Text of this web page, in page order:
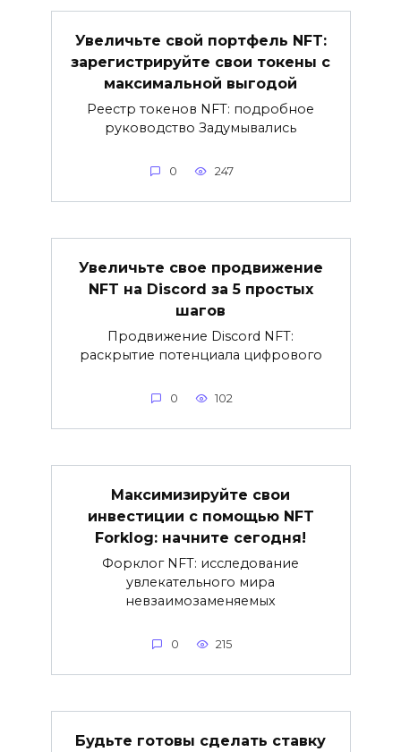
Увеличьте свой портфель NFT:
зарегистрируйте свои токены с
максимальной выгодой
Реестр токенов NFT: подробное
руководство Задумывались
0 247
Увеличьте свое продвижение
NFT на Discord за 5 простых
шагов
Продвижение Discord NFT:
раскрытие потенциала цифрового
0 102
Максимизируйте свои
инвестиции с помощью NFT
Forklog: начните сегодня!
Форклог NFT: исследование
увлекательного мира
невзаимозаменяемых
0 215
Будьте готовы сделать ставку